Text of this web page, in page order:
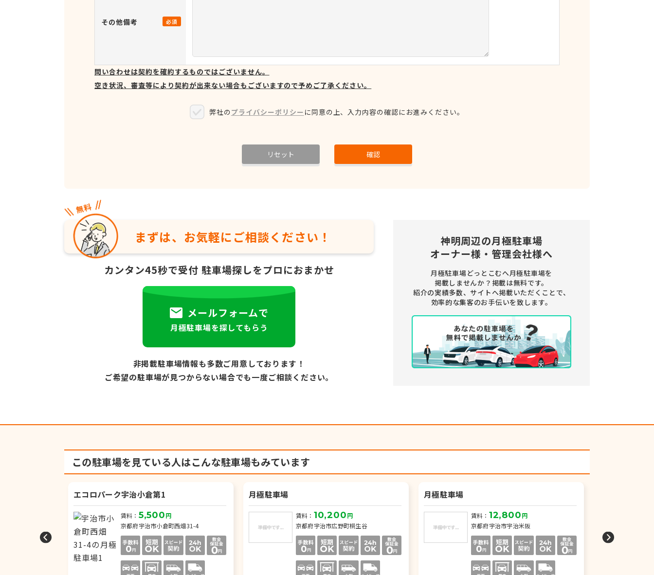
その他備考 必須
問い合わせは契約を確約するものではございません。
空き状況、審査等により契約が出来ない場合もございますので予めご了承ください。
弊社のプライバシーポリシー に同意の上、入力内容の確認にお進みください。
リセット 確認
まずは、お気軽に ご相談ください！
カンタン45秒で受付 駐車場探しをプロにおまかせ
メールフォームで
月極駐車場を探してもらう
非掲載駐車場情報も多数ご用意しております！
ご希望の駐車場が見つからない場合でも一度ご相談ください。
神明周辺の月極駐車場
オーナー様・管理会社様へ
月極駐車場どっとこむへ月極駐車場を
掲載しませんか？ 掲載は無料です。
紹介の実績多数、サイトへ掲載いただくことで、
効率的な集客のお手伝いを致します。
この駐車場を見ている人はこんな駐車場もみています
エコロパーク宇治小倉第1
賃料： 5,500円
京都府宇治市小倉町西畑31-4
月極駐車場
賃料： 10,200円
京都府宇治市広野町桐生谷
月極駐車場
賃料： 12,800円
京都府宇治市宇治米阪